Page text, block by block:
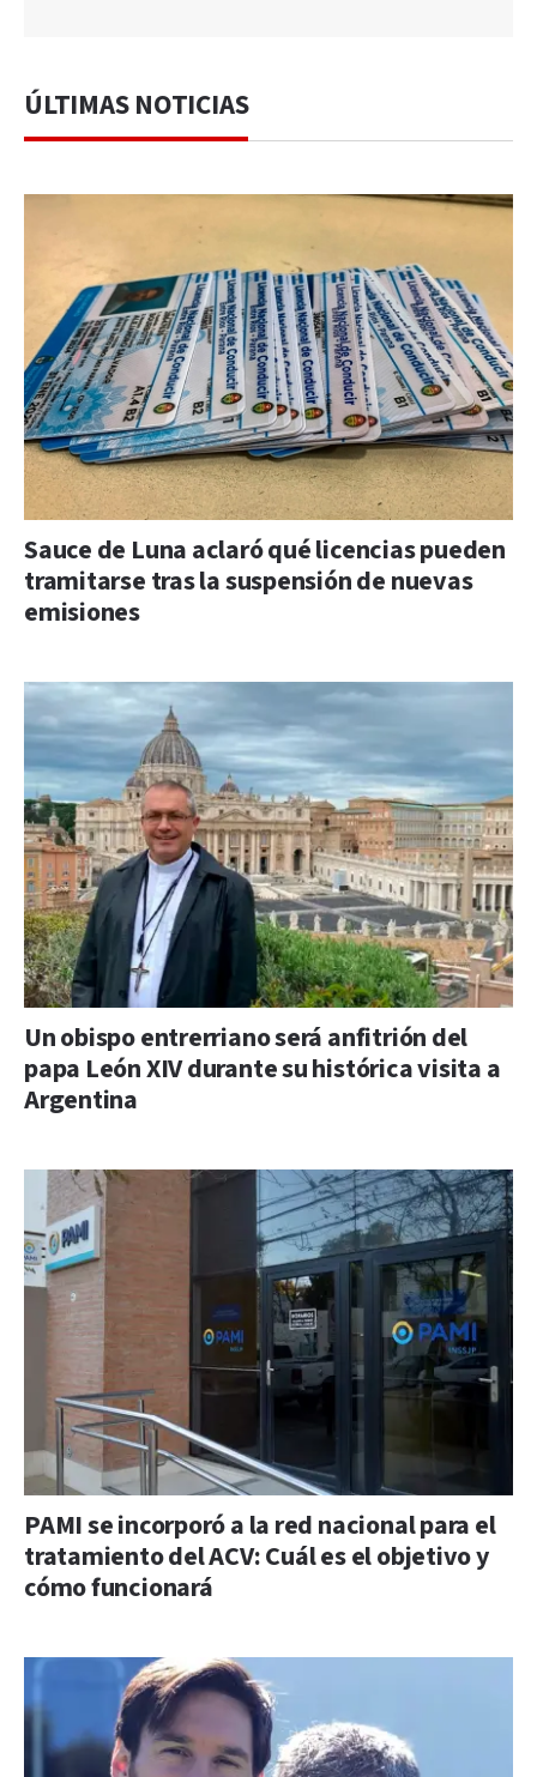
ÚLTIMAS NOTICIAS
Sauce de Luna aclaró qué licencias pueden
tramitarse tras la suspensión de nuevas
emisiones
Un obispo entrerriano será anfitrión del
papa León XIV durante su histórica visita a
Argentina
PAMI se incorporó a la red nacional para el
tratamiento del ACV: Cuál es el objetivo y
cómo funcionará